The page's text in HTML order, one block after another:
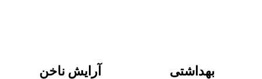
بهداشتی آرایش ناخن